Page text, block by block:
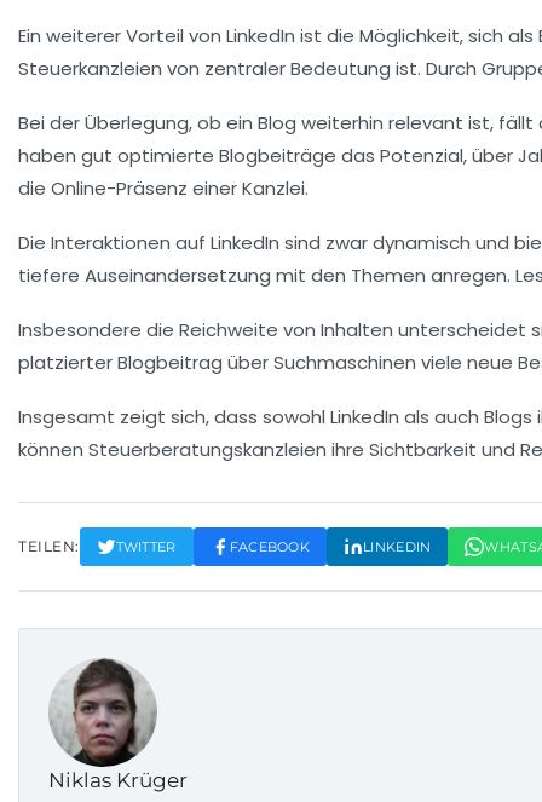
Ein weiterer Vorteil von LinkedIn ist die Möglichkeit, sich als
Steuerkanzleien von zentraler Bedeutung ist. Durch
Bei der Überlegung, ob ein Blog weiterhin relevant ist, fällt
haben gut optimierte Blogbeiträge das Potenzial, über
die Online-Präsenz einer Kanzlei.
Die Interaktionen auf LinkedIn sind zwar dynamisch und
tiefere Auseinandersetzung mit den Themen anregen.
Insbesondere die Reichweite von Inhalten unterscheidet
platzierter Blogbeitrag über Suchmaschinen viele neue
Insgesamt zeigt sich, dass sowohl LinkedIn als auch
können Steuerberatungskanzleien ihre Sichtbarkeit und
TEILEN: TWITTER FACEBOOK LINKEDIN
Niklas Krüger